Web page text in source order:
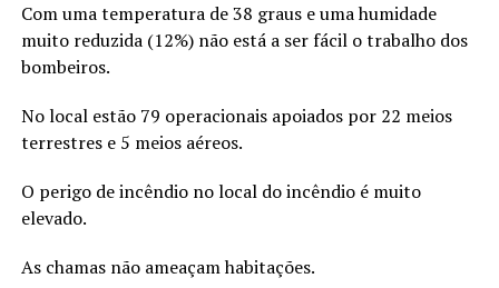
Com uma temperatura de 38 graus e uma humidade
muito reduzida (12%) não está a ser fácil o trabalho dos
bombeiros.
No local estão 79 operacionais apoiados por 22 meios
terrestres e 5 meios aéreos.
O perigo de incêndio no local do incêndio é muito
elevado.
As chamas não ameaçam habitações.